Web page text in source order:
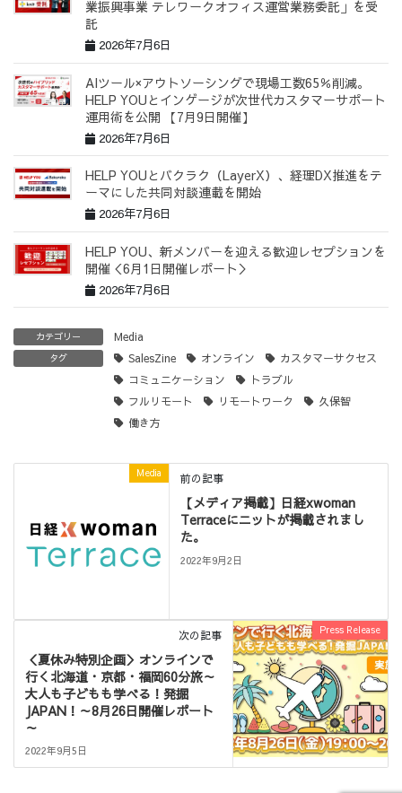
業振興事業 テレワークオフィス運営業務委託」を受
託
2026年7月6日
AIツール×アウトソーシングで現場工数65％削減。
HELP YOUとインゲージが次世代カスタマーサポート
運用術を公開 【7月9日開催】
2026年7月6日
HELP YOUとバクラク（LayerX）、経理DX推進をテ
ーマにした共同対談連載を開始
2026年7月6日
HELP YOU、新メンバーを迎える歓迎レセプションを
開催＜6月1日開催レポート＞
2026年7月6日
カテゴリー Media
タグ SalesZine オンライン
カスタマーサクセス
コミュニケーション
トラブル
フルリモート
リモートワーク
久保智
働き方
Media 前の記事
【メディア掲載】日経xwoman
Terraceにニットが掲載されまし
た。
2022年9月2日
Press Release
次の記事
＜夏休み特別企画＞オンラインで
行く北海道・京都・福岡60分旅～
大人も子どもも学べる！発掘
JAPAN！～8月26日開催レポート
～
2022年9月5日